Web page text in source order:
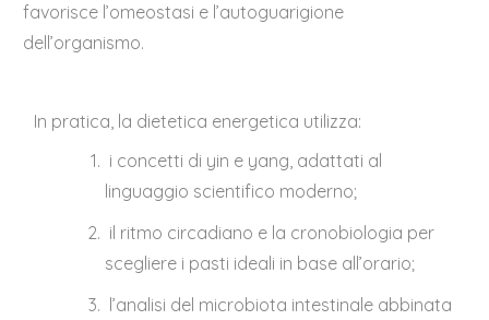
favorisce l’omeostasi e l’autoguarigione
dell’organismo.
In pratica, la dietetica energetica utilizza:
i concetti di yin e yang, adattati al
linguaggio scientifico moderno;
il ritmo circadiano e la cronobiologia per
scegliere i pasti ideali in base all’orario;
l’analisi del microbiota intestinale abbinata